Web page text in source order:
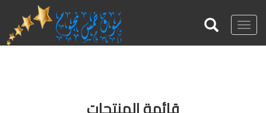
Toggle
navigation